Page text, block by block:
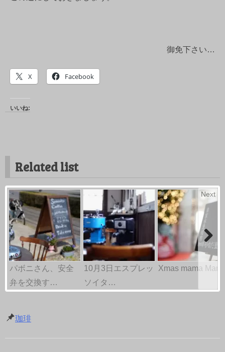
御免下さい…
X Facebook
いいね:
Related list
パボニさん、安全
弁を交換す…
10月3日エスプレッ
ソイタ…
Xmas mama
Next
珈琲